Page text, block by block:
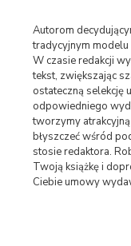
Autorom
tradycyjnym
W czasie redakcji
tekst, zwiększając
ostateczną selekcję
odpowiedniego
tworzymy
błyszczeć wśród
stosie redaktora.
Twoją książkę i
Ciebie umowy